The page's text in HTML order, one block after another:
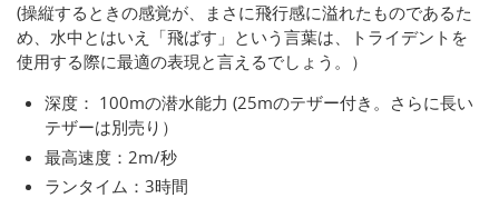
(操縦するときの感覚が、まさに飛行感に溢れたものであるた
め、水中とはいえ「飛ばす」という言葉は、トライデントを
使用する際に最適の表現と言えるでしょう。）
深度： 100mの潜水能力 (25mのテザー付き。さらに長い
テザーは別売り）
最高速度：2m/秒
ランタイム：3時間